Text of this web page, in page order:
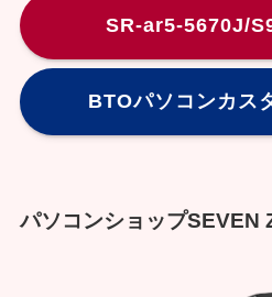
SR-ar5-5670J/
BTOパソコンカス
パソコンショップSEVEN